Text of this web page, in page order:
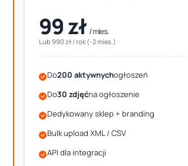
99 zł / mies.
Lub 990 zł / rok (-2 mies.)
Do200 aktywnychogłoszeń
Do30 zdjęćna ogłoszenie
Dedykowany sklep + branding
Bulk upload XML / CSV
API dla integracji